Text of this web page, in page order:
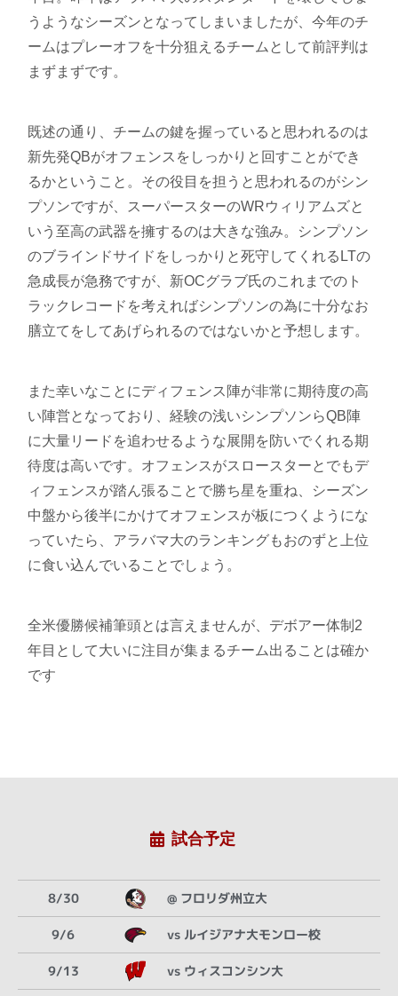
試合予定
8/30 @ フロリダ州立大
9/6 vs ルイジアナ大モンロー校
9/13 vs ウィスコンシン大
うようなシーズンとなってしまいましたが、今年のチ
ームはプレーオフを十分狙えるチームとして前評判は
まずまずです。
既述の通り、チームの鍵を握っていると思われるのは
新先発QBがオフェンスをしっかりと回すことができ
るかということ。その役目を担うと思われるのがシン
プソンですが、スーパースターのWRウィリアムズと
いう至高の武器を擁するのは大きな強み。シンプソン
のブラインドサイドをしっかりと死守してくれるLTの
急成長が急務ですが、新OCグラブ氏のこれまでのト
ラックレコードを考えればシンプソンの為に十分なお
膳立てをしてあげられるのではないかと予想します。
また幸いなことにディフェンス陣が非常に期待度の高
い陣営となっており、経験の浅いシンプソンらQB陣
に大量リードを追わせるような展開を防いでくれる期
待度は高いです。オフェンスがスロースターとでもデ
ィフェンスが踏ん張ることで勝ち星を重ね、シーズン
中盤から後半にかけてオフェンスが板につくようにな
っていたら、アラバマ大のランキングもおのずと上位
に食い込んでいることでしょう。
全米優勝候補筆頭とは言えませんが、デボアー体制2
年目として大いに注目が集まるチーム出ることは確か
です